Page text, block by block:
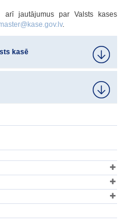
arī jautājumus par Valsts kases
.
kasē